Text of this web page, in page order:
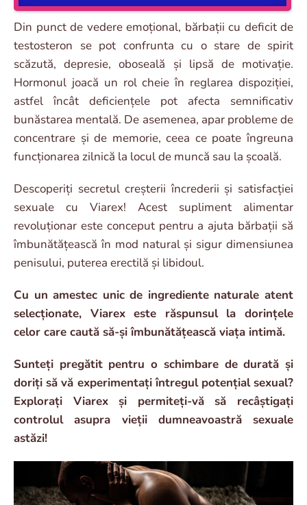
Din punct de vedere emoțional, bărbații cu deficit de
testosteron se pot confrunta cu o stare de spirit
scăzută, depresie, oboseală și lipsă de motivație.
Hormonul joacă un rol cheie în reglarea dispoziției,
astfel încât deficiențele pot afecta semnificativ
bunăstarea mentală. De asemenea, apar probleme de
concentrare și de memorie, ceea ce poate îngreuna
funcționarea zilnică la locul de muncă sau la școală.
Descoperiți secretul creșterii încrederii și satisfacției
sexuale cu Viarex! Acest supliment alimentar
revoluționar este conceput pentru a ajuta bărbații să
îmbunătățească în mod natural și sigur dimensiunea
penisului, puterea erectilă și libidoul.
Cu un amestec unic de ingrediente naturale atent
selecționate, Viarex este răspunsul la dorințele
celor care caută să-și îmbunătățească viața intimă.
Sunteți pregătit pentru o schimbare de durată și
doriți să vă experimentați întregul potențial sexual?
Explorați Viarex și permiteți-vă să recâștigați
controlul asupra vieții dumneavoastră sexuale
astăzi!